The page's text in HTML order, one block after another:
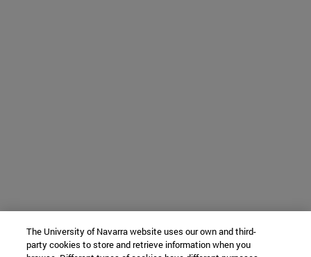
The University of Navarra website uses our own and third-
party cookies to store and retrieve information when you